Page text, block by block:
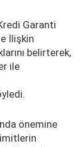
Garanti
İlişkin
belirterek,
ile
önemine